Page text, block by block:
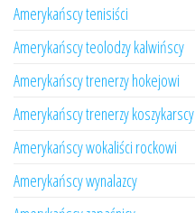
Amerykańscy tenisiści
Amerykańscy teolodzy kalwińscy
Amerykańscy trenerzy hokejowi
Amerykańscy trenerzy koszykarscy
Amerykańscy wokaliści rockowi
Amerykańscy wynalazcy